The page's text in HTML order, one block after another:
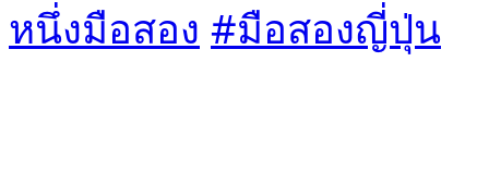
หนึ่งมือสอง #มือสองญี่ปุ่น